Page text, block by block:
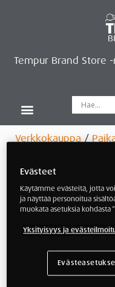
Tempur Brand Store
Verkkokauppa/
OUTLET-
TEMPUR-
muodon ja
juuri sinulle
käytön jälkeen
Evästeet
Käytämme evästeitä, jotta
ja näyttää personoitua
muokata asetuksia kohdasta
Yksityisyys ja